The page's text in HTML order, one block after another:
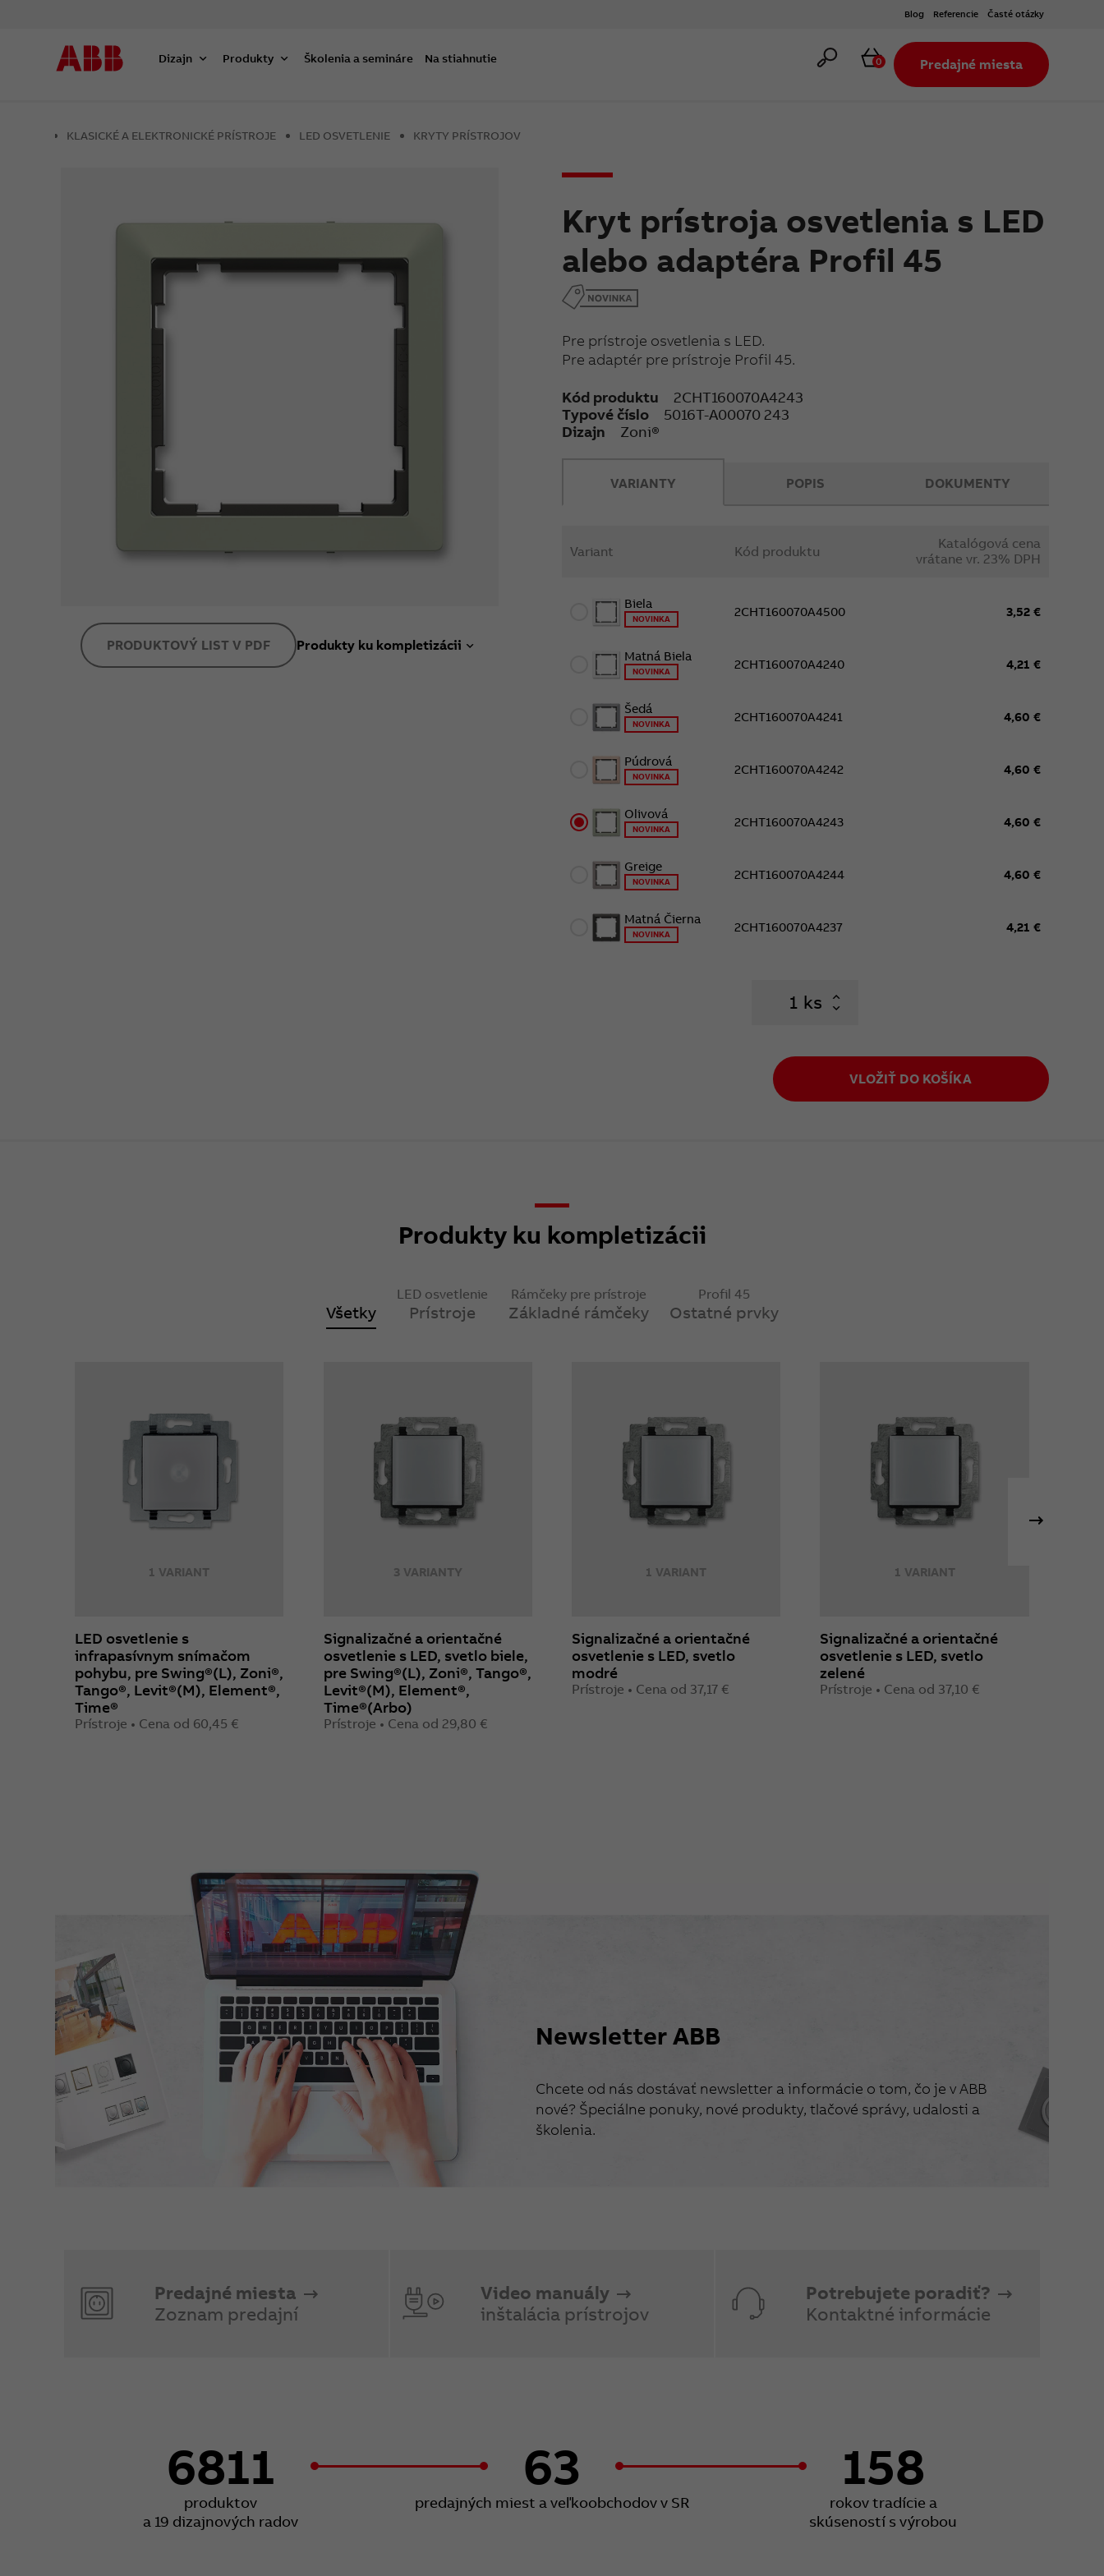
Blog Referencie Časté otázky
Dizajn Produkty Školenia a semináre Na stiahnutie Hľadať Košík
0 Predajné miesta
KLASICKÉ A ELEKTRONICKÉ PRÍSTROJE LED OSVETLENIE KRYTY PRÍSTROJOV
Kryt prístroja osvetlenia s LED
alebo adaptéra Profil 45
Pre prístroje osvetlenia s LED.
Pre adaptér pre prístroje Profil 45.
Kód produktu
2CHT160070A4243
Typové číslo
5016T-A00070 243
Dizajn
Zoni®
PRODUKTOVÝ LIST V PDF Produkty ku kompletizácii
VARIANTY
Variant Kód produktu
Katalógová cena
vrátane vr. 23% DPH
Biela
NOVINKA 2CHT160070A4500 3,52 €
Matná Biela
NOVINKA 2CHT160070A4240 4,21 €
Šedá
NOVINKA 2CHT160070A4241 4,60 €
Púdrová
NOVINKA 2CHT160070A4242 4,60 €
Olivová
NOVINKA 2CHT160070A4243 4,60 €
Greige
NOVINKA 2CHT160070A4244 4,60 €
Matná Čierna
NOVINKA 2CHT160070A4237 4,21 €
ks
VLOŽIŤ DO KOŠÍKA
POPIS DOKUMENTY
Produkty ku kompletizácii
Všetky
LED osvetlenie
Prístroje
Rámčeky pre prístroje
Základné rámčeky
Profil 45
Ostatné prvky
1 VARIANT
LED osvetlenie s
infrapasívnym snímačom
pohybu, pre Swing®(L), Zoni®,
Tango®, Levit®(M), Element®,
Time®
Prístroje • Cena od 60,45 €
3 VARIANTY
Signalizačné a orientačné
osvetlenie s LED, svetlo biele,
pre Swing®(L), Zoni®, Tango®,
Levit®(M), Element®,
Time®(Arbo)
Prístroje • Cena od 29,80 €
1 VARIANT
Signalizačné a orientačné
osvetlenie s LED, svetlo
modré
Prístroje • Cena od 37,17 €
1 VARIANT
Signalizačné a orientačné
osvetlenie s LED, svetlo
zelené
Prístroje • Cena od 37,10 €
Newsletter ABB
Chcete od nás dostávať newsletter a informácie o tom, čo je v ABB
nové? Špeciálne ponuky, nové produkty, tlačové správy, udalosti a
školenia.
Predajné miesta
Zoznam predajní
Video manuály
inštalácia prístrojov
Potrebujete poradiť?
Kontaktné informácie
6811
produktov
a 19 dizajnových radov
63
predajných miest a veľkoobchodov v SR
158
rokov tradície a
skúseností s výrobou